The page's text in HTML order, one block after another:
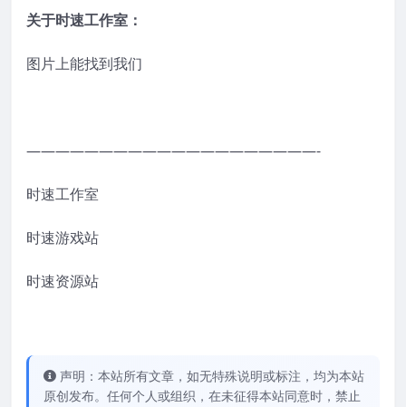
关于时速工作室：
图片上能找到我们
————————————————————-
时速工作室
时速游戏站
时速资源站
声明：本站所有文章，如无特殊说明或标注，均为本站
原创发布。任何个人或组织，在未征得本站同意时，禁止